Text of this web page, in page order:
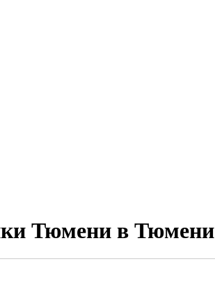
Тюмени в Тюмени